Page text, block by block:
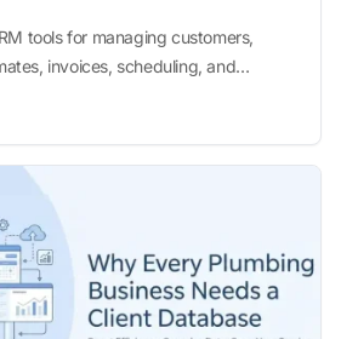
tools for managing customers,
invoices, scheduling, and